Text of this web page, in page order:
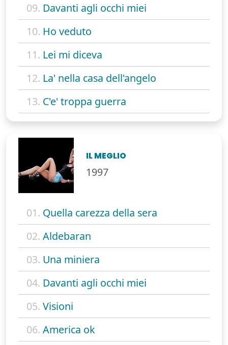
09. Davanti agli occhi miei
10. Ho veduto
11. Lei mi diceva
12. La' nella casa dell'angelo
13. C'e' troppa guerra
IL MEGLIO
1997
01. Quella carezza della sera
02. Aldebaran
03. Una miniera
04. Davanti agli occhi miei
05. Visioni
06. America ok